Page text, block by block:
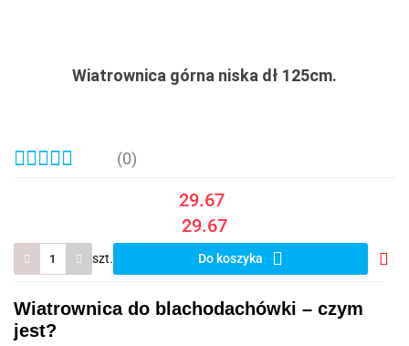
Wiatrownica górna niska dł 125cm.
(0)
29.67
29.67
szt. Do koszyka
Wiatrownica do blachodachówki – czym
jest?